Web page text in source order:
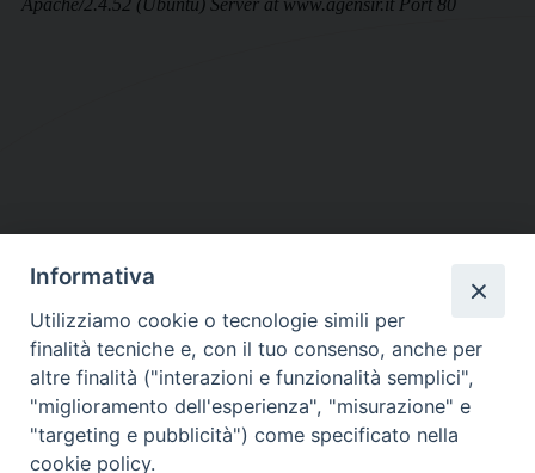
DIOCESI SUBURBICARIA DI ALBANO
Contatti:Tel.: 06.93268401 - Fax.: 06.9323844
E-mail:curia@diocesidialbano.it
Orari: dal Lunedì al Venerdì Ore: 9:00 - 13:00
Informativa
Utilizziamo cookie o tecnologie simili per
finalità tecniche e, con il tuo consenso, anche per
altre finalità ("interazioni e funzionalità semplici",
"miglioramento dell'esperienza", "misurazione" e
"targeting e pubblicità") come specificato nella
cookie policy.